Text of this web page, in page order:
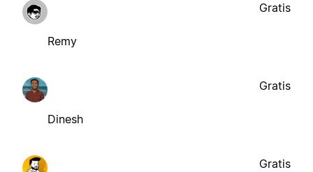
Remy
Gratis
Dinesh
Gratis
Gratis